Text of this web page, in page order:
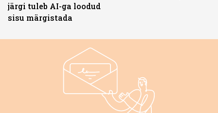
järgi tuleb AI-ga loodud
sisu märgistada